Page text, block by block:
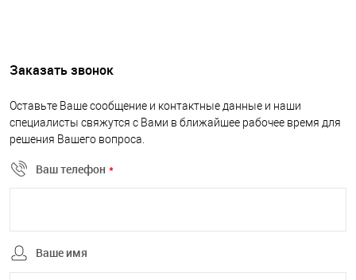
Заказать звонок
Оставьте Ваше сообщение и контактные данные и наши
специалисты свяжутся с Вами в ближайшее рабочее время для
решения Вашего вопроса.
Ваш телефон *
Ваше имя